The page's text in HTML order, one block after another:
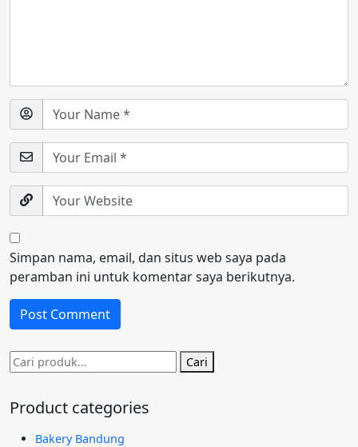
Simpan nama, email, dan situs web saya pada
peramban ini untuk komentar saya berikutnya.
Pencarian
untuk:
Cari
Product categories
Bakery Bandung